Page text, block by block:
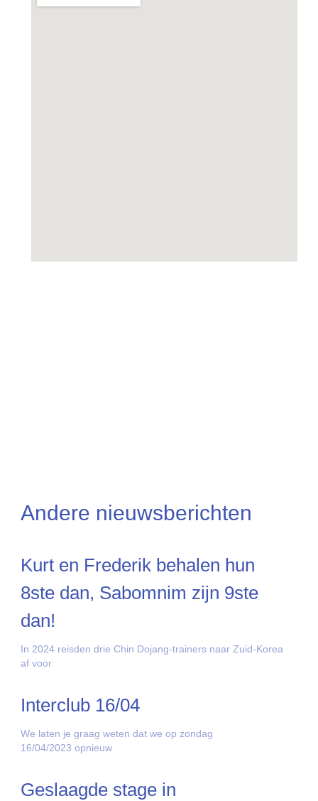
Andere nieuwsberichten
Kurt en Frederik behalen hun
8ste dan, Sabomnim zijn 9ste
dan!
In 2024 reisden drie Chin Dojang-trainers naar Zuid-Korea
af voor
Interclub 16/04
We laten je graag weten dat we op zondag
16/04/2023 opnieuw
Geslaagde stage in